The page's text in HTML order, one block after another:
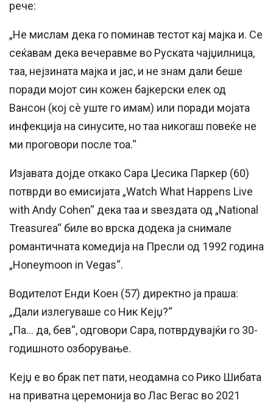
рече:
„Не мислам дека го поминав тестот кај мајка и. Се
сеќавам дека вечеравме во Руската чајџилница,
таа, нејзината мајка и јас, и не знам дали беше
поради мојот син кожен бајкерски елек од
Вансон (кој сè уште го имам) или поради мојата
инфекција на синусите, но таа никогаш повеќе не
ми проговори после тоа.“
Изјавата дојде откако Сара Џесика Паркер (60)
потврди во емисијата „Watch What Happens Live
with Andy Cohen“ дека таа и ѕвездата од „National
Treasurea“ биле во врска додека ја снимале
романтичната комедија на Пресли од 1992 година
„Honeymoon in Vegas“.
Водителот Енди Коен (57) директно ја праша:
„Дали излегуваше со Ник Кејџ?“
„Па… да, бев“, одговори Сара, потврдувајќи го 30-
годишното озборување.
Кејџ е во брак пет пати, неодамна со Рико Шибата
на приватна церемонија во Лас Вегас во 2021